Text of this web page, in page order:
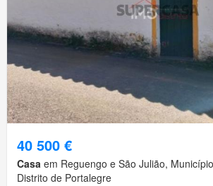
40 500 €
Casa em Reguengo e São Julião,
Distrito de Portalegre